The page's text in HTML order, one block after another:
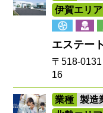
伊賀エリア
エステー
〒518-
16
業種
製造